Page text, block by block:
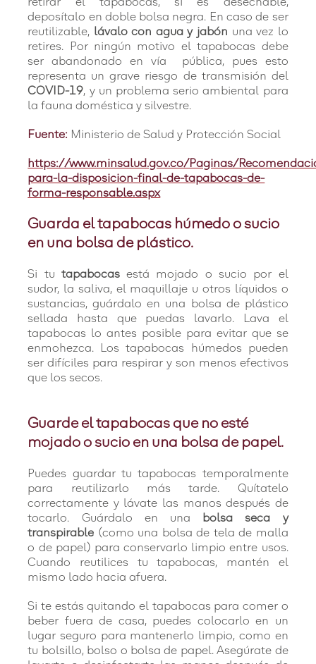
deposítalo en doble bolsa negra. En caso de ser
reutilizable, lávalo con agua y jabón una vez lo
retires. Por ningún motivo el tapabocas debe
ser abandonado en vía pública, pues esto
representa un grave riesgo de transmisión del
COVID-19, y un problema serio ambiental para
la fauna doméstica y silvestre.
Fuente: Ministerio de Salud y Protección Social
https://www.minsalud.gov.co/Paginas/
para-la-disposicion-final-de-tapabocas-de-
forma-responsable.aspx
Guarda el tapabocas húmedo o sucio
en una bolsa de plástico.
Si tu tapabocasestá mojado o sucio por el
sudor, la saliva, el maquillaje u otros líquidos o
sustancias, guárdalo en una bolsa de plástico
sellada hasta que puedas lavarlo. Lava el
tapabocas lo antes posible para evitar que se
enmohezca. Los tapabocas húmedos pueden
ser difíciles para respirar y son menos efectivos
que los secos.
Guarde el tapabocas que no esté
mojado o sucio en una bolsa de papel.
Puedes guardar tu tapabocas temporalmente
para reutilizarlo más tarde. Quítatelo
correctamente y lávate las manos después de
tocarlo. Guárdalo en una
bolsa seca y
transpirable (como una bolsa de tela de malla
o de papel) para conservarlo limpio entre usos.
Cuando reutilices tu tapabocas, mantén el
mismo lado hacia afuera.
Si te estás quitando el tapabocas para comer o
beber fuera de casa, puedes colocarlo en un
lugar seguro para mantenerlo limpio, como en
tu bolsillo, bolso o bolsa de papel. Asegúrate de